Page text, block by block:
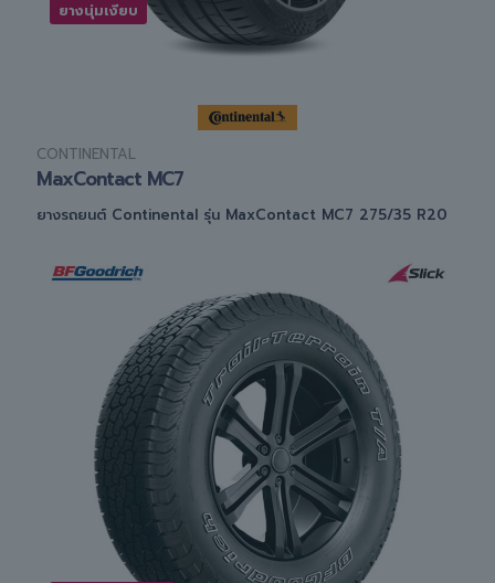
ยางนุ่มเงียบ
CONTINENTAL
MaxContact MC7
ยางรถยนต์ Continental รุ่น MaxContact MC7 275/35 R20